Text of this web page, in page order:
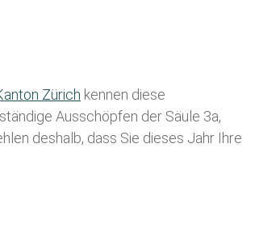
Zürich kennen diese
Ausschöpfen der Säule 3a,
deshalb, dass Sie dieses Jahr Ihre